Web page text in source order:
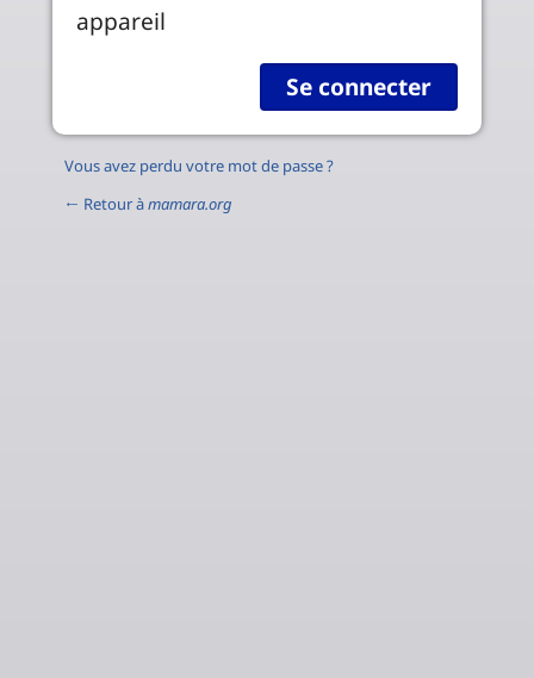
appareil
Vous avez perdu votre mot de passe ?
← Retour àmamara.org